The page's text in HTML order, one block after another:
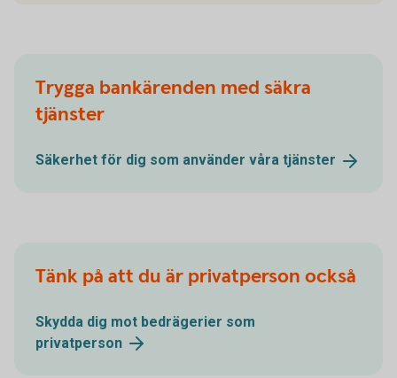
Trygga bankärenden med säkra
tjänster
Säkerhet för dig som använder våra tjänster
Tänk på att du är privatperson också
Skydda dig mot bedrägerier som
privatperson